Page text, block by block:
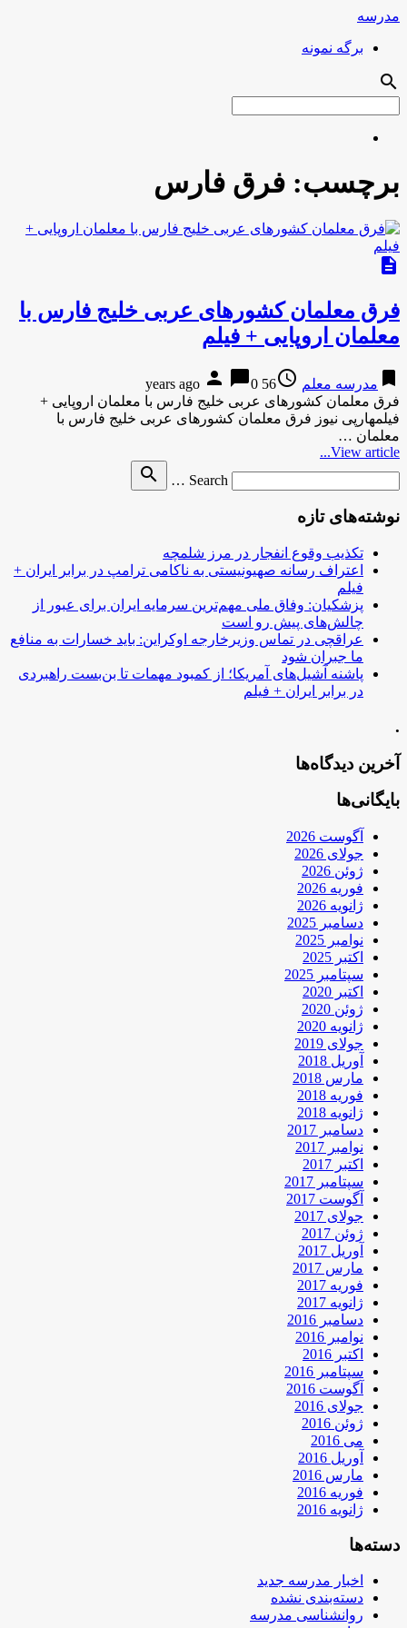
مدرسه
برگه نمونه
search
برچسب: فرق فارس
description
فرق معلمان کشورهای عربی خلیج فارس با
معلمان اروپایی + فیلم
bookmark مدرسه معلم access_time
56 years ago
person chat_bubble0
فرق معلمان کشورهای عربی خلیج فارس با معلمان اروپایی +
فیلمهارپی نیوز فرق معلمان کشورهای عربی خلیج فارس با
معلمان …
View article...
Search …
search
نوشته‌های تازه
تکذیب وقوع انفجار در مرز شلمچه
اعتراف رسانه صهیونیستی به ناکامی ترامپ در برابر ایران +
فیلم
پزشکیان: وفاق ملی مهم‌ترین سرمایه ایران برای عبور از
چالش‌های پیش رو است
عراقچی در تماس وزیرخارجه اوکراین: باید خسارات به منافع
ما جبران شود
پاشنه آشیل‌های آمریکا؛ از کمبود مهمات تا بن‌بست راهبردی
در برابر ایران + فیلم
.
آخرین دیدگاه‌ها
بایگانی‌ها
آگوست 2026
جولای 2026
ژوئن 2026
فوریه 2026
ژانویه 2026
دسامبر 2025
نوامبر 2025
اکتبر 2025
سپتامبر 2025
اکتبر 2020
ژوئن 2020
ژانویه 2020
جولای 2019
آوریل 2018
مارس 2018
فوریه 2018
ژانویه 2018
دسامبر 2017
نوامبر 2017
اکتبر 2017
سپتامبر 2017
آگوست 2017
جولای 2017
ژوئن 2017
آوریل 2017
مارس 2017
فوریه 2017
ژانویه 2017
دسامبر 2016
نوامبر 2016
اکتبر 2016
سپتامبر 2016
آگوست 2016
جولای 2016
ژوئن 2016
می 2016
آوریل 2016
مارس 2016
فوریه 2016
ژانویه 2016
دسته‌ها
اخبار مدرسه جدید
دسته‌بندی نشده
روانشناسی مدرسه